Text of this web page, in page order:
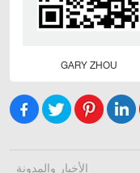
GARY ZHOU
الأخبار والمدونة